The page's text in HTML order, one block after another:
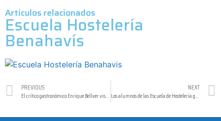
Artículos relacionados
Escuela Hostelería
Benahavís
PREVIOUS
El crítico gastronómico Enrique Bellver visita el Restaurante de la Escuela de Hostelería de Benahavís
NEXT
Los alumnos de las Escuela de Hostelería ganan el I Certamen de Gin Tonic